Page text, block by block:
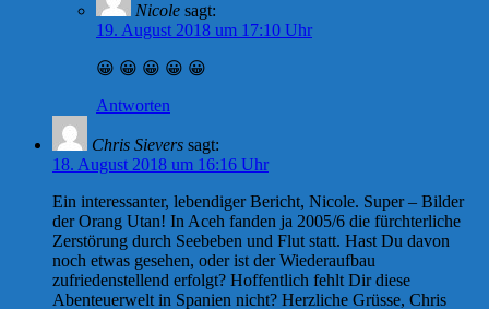
Nicole sagt:
19. August 2018 um 17:10 Uhr
😀 😀 😀 😀 😀
Antworten
Chris Sievers sagt:
18. August 2018 um 16:16 Uhr
Ein interessanter, lebendiger Bericht, Nicole. Super – Bilder
der Orang Utan! In Aceh fanden ja 2005/6 die fürchterliche
Zerstörung durch Seebeben und Flut statt. Hast Du davon
noch etwas gesehen, oder ist der Wiederaufbau
zufriedenstellend erfolgt? Hoffentlich fehlt Dir diese
Abenteuerwelt in Spanien nicht? Herzliche Grüsse, Chris